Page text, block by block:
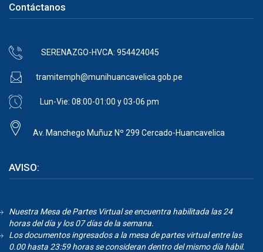
Contáctanos
SERENAZGO-HVCA: 954424045
tramitemph@munihuancavelica.gob.pe
Lun-Vie: 08:00-01:00 y 03-06 pm
Av. Manchego Muñuz Nº 299 Cercado-Huancavelica
AVISO:
Nuestra Mesa de Partes Virtual se encuentra habilitada las 24
horas del día y los 07 días de la semana.
Los documentos ingresados a la mesa de partes virtual entre las
0.00 hasta 23:59 horas se consideran dentro del mismo día hábil.